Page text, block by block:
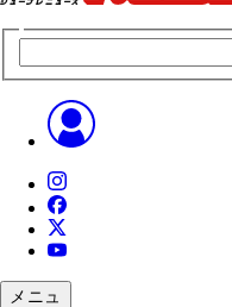
メニュ